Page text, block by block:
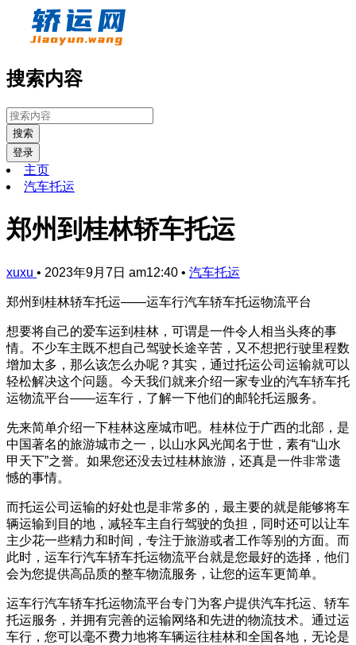
搜索内容
搜索
登录
主页
汽车托运
郑州到桂林轿车托运
xuxu • 2023年9月7日 am12:40 • 汽车托运
郑州到桂林轿车托运——运车行汽车轿车托运物流平台
想要将自己的爱车运到桂林，可谓是一件令人相当头疼的事
情。不少车主既不想自己驾驶长途辛苦，又不想把行驶里程数
增加太多，那么该怎么办呢？其实，通过托运公司运输就可以
轻松解决这个问题。今天我们就来介绍一家专业的汽车轿车托
运物流平台——运车行，了解一下他们的邮轮托运服务。
先来简单介绍一下桂林这座城市吧。桂林位于广西的北部，是
中国著名的旅游城市之一，以山水风光闻名于世，素有“山水
甲天下”之誉。如果您还没去过桂林旅游，还真是一件非常遗
憾的事情。
而托运公司运输的好处也是非常多的，最主要的就是能够将车
辆运输到目的地，减轻车主自行驾驶的负担，同时还可以让车
主少花一些精力和时间，专注于旅游或者工作等别的方面。而
此时，运车行汽车轿车托运物流平台就是您最好的选择，他们
会为您提供高品质的整车物流服务，让您的运车更简单。
运车行汽车轿车托运物流平台专门为客户提供汽车托运、轿车
托运服务，并拥有完善的运输网络和先进的物流技术。通过运
车行，您可以毫不费力地将车辆运往桂林和全国各地，无论是